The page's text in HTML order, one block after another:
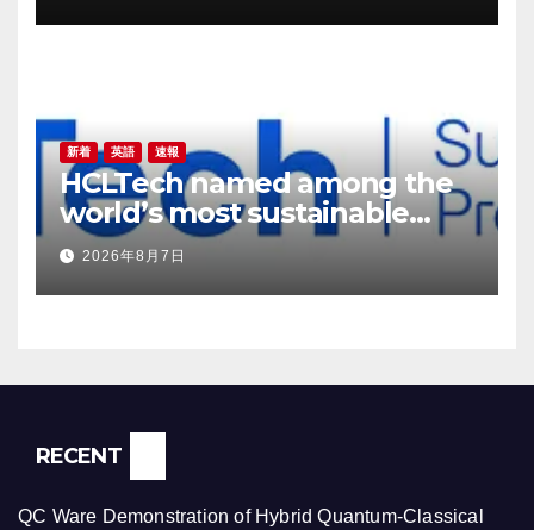
新着 英語 速報
HCLTech named among the
world’s most sustainable
companies by TIME
magazine
2026年8月7日
RECENT
QC Ware Demonstration of Hybrid Quantum-Classical